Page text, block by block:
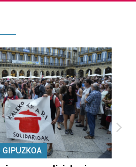
GIPUZKOA